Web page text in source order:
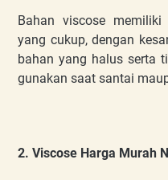
Bahan viscose
yang cukup, dengan
bahan yang halus serta
gunakan saat santai
2. Viscose Harga Murah